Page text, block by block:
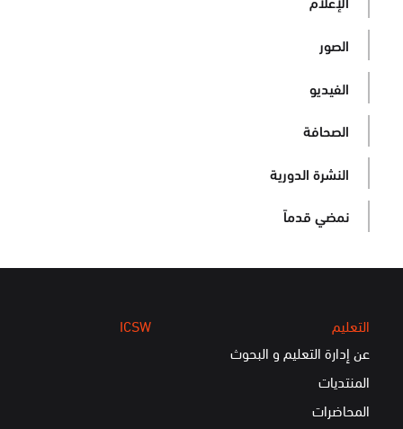
الصور
الفيديو
الصحافة
النشرة الدورية
نمضي قدماً
التعليم
عن إدارة التعليم و البحوث
المنتديات
المحاضرات
ICSW